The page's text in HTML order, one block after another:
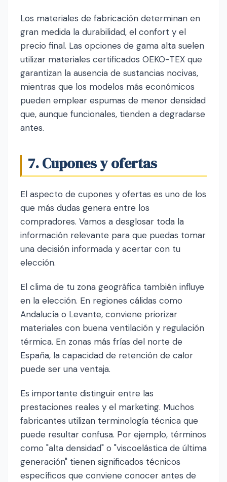
Los materiales de fabricación determinan en
gran medida la durabilidad, el confort y el
precio final. Las opciones de gama alta suelen
utilizar materiales certificados OEKO-TEX que
garantizan la ausencia de sustancias nocivas,
mientras que los modelos más económicos
pueden emplear espumas de menor densidad
que, aunque funcionales, tienden a degradarse
antes.
7. Cupones y ofertas
El aspecto de cupones y ofertas es uno de los
que más dudas genera entre los
compradores. Vamos a desglosar toda la
información relevante para que puedas tomar
una decisión informada y acertar con tu
elección.
El clima de tu zona geográfica también influye
en la elección. En regiones cálidas como
Andalucía o Levante, conviene priorizar
materiales con buena ventilación y regulación
térmica. En zonas más frías del norte de
España, la capacidad de retención de calor
puede ser una ventaja.
Es importante distinguir entre las
prestaciones reales y el marketing. Muchos
fabricantes utilizan terminología técnica que
puede resultar confusa. Por ejemplo, términos
como "alta densidad" o "viscoelástica de última
generación" tienen significados técnicos
específicos que conviene conocer antes de